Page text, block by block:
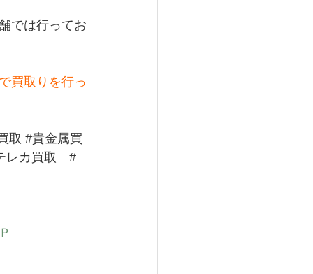
では行ってお
買取りを行っ
取 #貴金属買
レカ買取
#